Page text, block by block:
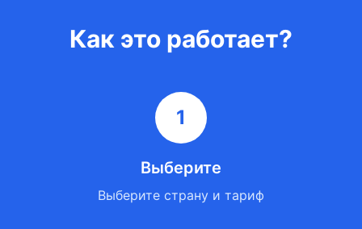
Как это работает?
1
Выберите
Выберите страну и тариф